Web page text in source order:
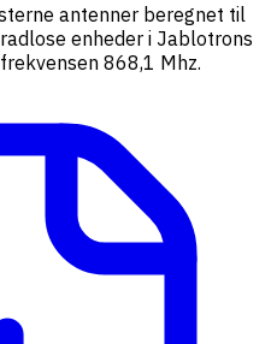
antenner beregnet til
enheder i Jablotrons
868,1 Mhz.